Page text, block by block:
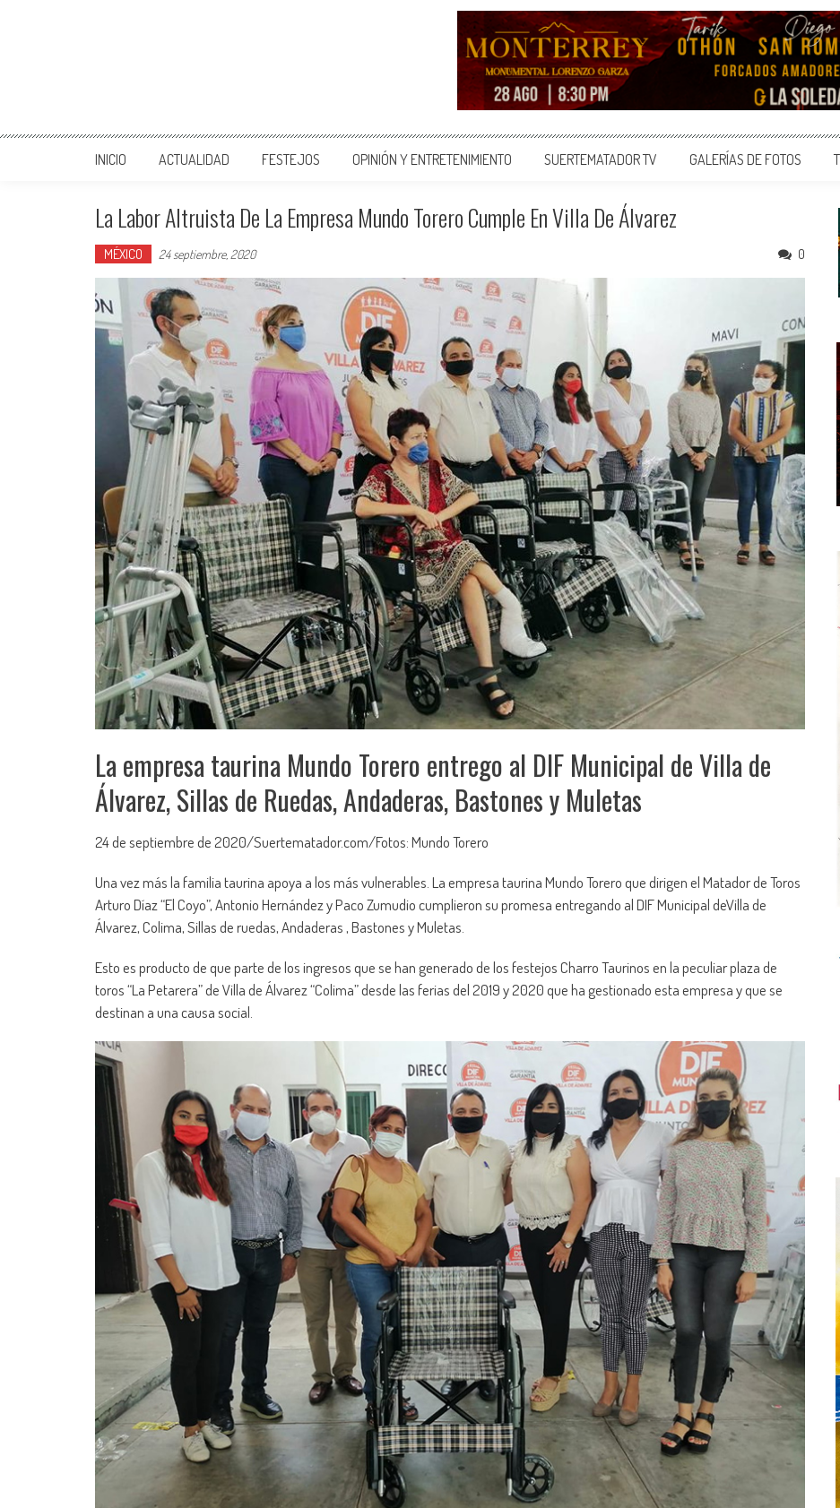
INICIO ACTUALIDAD FESTEJOS OPINIÓN Y ENTRETENIMIENTO SUERTEMATADOR TV GALERÍAS DE FOTOS
La Labor Altruista De La Empresa Mundo Torero Cumple En Villa De Álvarez
MÉXICO 24 septiembre, 2020 0
La empresa taurina Mundo Torero entrego al DIF Municipal de Villa de
Álvarez, Sillas de Ruedas, Andaderas, Bastones y Muletas
24 de septiembre de 2020/Suertematador.com/Fotos: Mundo Torero
Una vez más la familia taurina apoya a los más vulnerables. La empresa taurina Mundo Torero que dirigen el Matador de Toros
Arturo Díaz “El Coyo”, Antonio Hernández y Paco Zumudio cumplieron su promesa entregando al DIF Municipal deVilla de
Álvarez, Colima, Sillas de ruedas, Andaderas , Bastones y Muletas.
Esto es producto de que parte de los ingresos que se han generado de los festejos Charro Taurinos en la peculiar plaza de
toros “La Petarera” de Villa de Álvarez “Colima” desde las ferias del 2019 y 2020 que ha gestionado esta empresa y que se
destinan a una causa social.